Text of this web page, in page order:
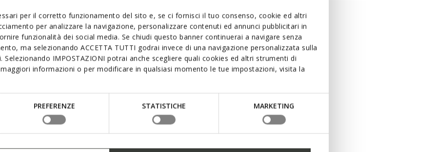
per il corretto funzionamento del sito e, se ci fornisci il tuo consenso, cookie ed altri
per analizzare la navigazione, personalizzare contenuti ed annunci pubblicitari in
funzionalità dei social media. Se chiudi questo banner continuerai a navigare senza
ma selezionando ACCETTA TUTTI godrai invece di una navigazione personalizzata sulla
Selezionando IMPOSTAZIONI potrai anche scegliere quali cookies ed altri strumenti di
informazioni o per modificare in qualsiasi momento le tue impostazioni, visita la
PREFERENZE STATISTICHE MARKETING
idéale pour des looks
à pression